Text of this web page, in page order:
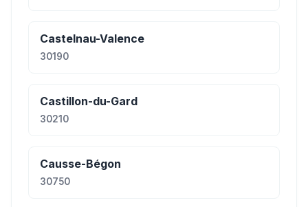
Castelnau-Valence
30190
Castillon-du-Gard
30210
Causse-Bégon
30750